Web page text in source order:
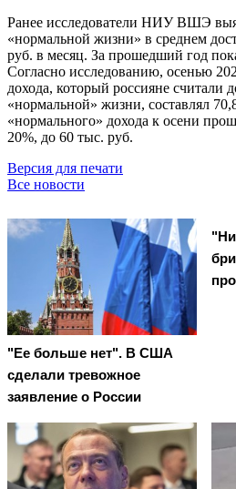
Ранее исследователи НИУ ВШЭ
«нормальной жизни» в среднем
руб. в месяц. За прошедший год
Согласно исследованию, осенью
дохода, который россияне считали
«нормальной» жизни, составлял
«нормального» дохода к осени
20%, до 60 тыс. руб.
Версия для печати
Все новости
"Ее больше нет". В США
сделали тревожное
заявление о России